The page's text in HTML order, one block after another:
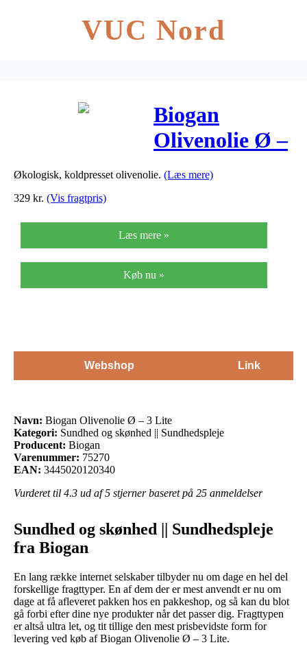
VUC Nord
Biogan
Olivenolie Ø –
3 Lite
Økologisk, koldpresset olivenolie. (Læs mere)
329 kr. (Vis fragtpris)
Læs mere »
Køb nu »
Webshop Link
Navn: Biogan Olivenolie Ø – 3 Lite
Kategori: Sundhed og skønhed || Sundhedspleje
Producent: Biogan
Varenummer: 75270
EAN: 3445020120340
Vurderet til 4.3 ud af 5 stjerner baseret på 25 anmeldelser
Sundhed og skønhed || Sundhedspleje
fra Biogan
En lang række internet selskaber tilbyder nu om dage en hel del
forskellige fragttyper. En af dem der er mest anvendt er nu om
dage at få afleveret pakken hos en pakkeshop, og så kan du blot
gå forbi efter dine nye produkter når det passer dig. Fragttypen
er altså ultra let, og tit tillige den mest prisbevidste form for
levering ved køb af Biogan Olivenolie Ø – 3 Lite.